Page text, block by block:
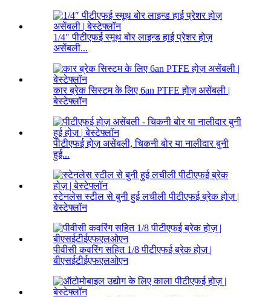
1/4″ पीटीएफई स्मूथ बोर लाइन्ड हाई प्रेशर होज़
असेंबली...
कार ब्रेक सिस्टम के लिए 6an PTFE होज़ असेंबली |
बेस्टेफ्लॉन
पीटीएफई होज़ असेंबली, चिकनी बोर या नालीदार बुनी
हुई...
स्टेनलेस स्टील से बुनी हुई लचीली पीटीएफई ब्रेक होज़ |
बेस्टेफ्लॉन
पीवीसी कवरिंग सहित 1/8 पीटीएफई ब्रेक होज़ |
बीएसईटीईएफएलओएन